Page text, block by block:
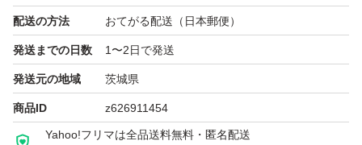
での発送です。
・匿名配送での発送となります。
【送料】
送料無料（出品者負担）です。
配送の方法 おてがる配送（日本郵便）
発送までの日数 1〜2日で発送
発送元の地域 茨城県
商品ID z626911454
Yahoo!フリマは全品送料無料・匿名配送